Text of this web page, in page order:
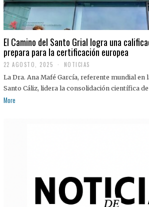
El Camino del Santo Grial logra una
prepara para la certificación europea
22 AGOSTO, 2025
2
A
G
NOTICIAS
La Dra. Ana Mafé García, referente mundial
Santo Cáliz, lidera la consolidación científica
More